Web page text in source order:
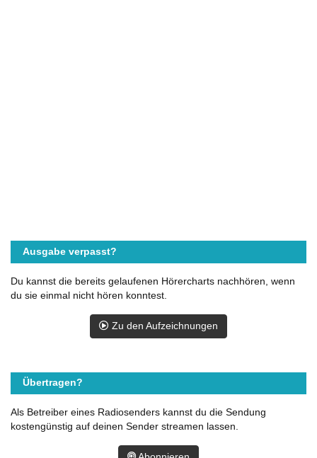
Ausgabe verpasst?
Du kannst die bereits gelaufenen Hörercharts nachhören, wenn
du sie einmal nicht hören konntest.
Zu den Aufzeichnungen
Übertragen?
Als Betreiber eines Radiosenders kannst du die Sendung
kostengünstig auf deinen Sender streamen lassen.